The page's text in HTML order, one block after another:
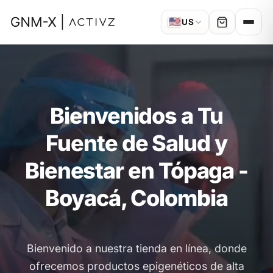
🇺🇸US
Bienvenidos a Tu
Fuente de Salud y
Bienestar en Tópaga -
Boyacá, Colombia
Bienvenido a nuestra tienda en línea, donde
ofrecemos productos epigenéticos de alta